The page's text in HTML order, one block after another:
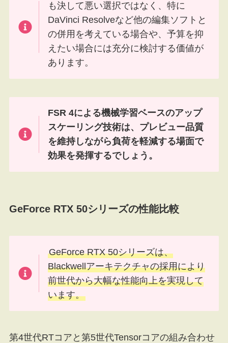
も決して悪い選択ではなく、特に
DaVinci Resolveなど他の編集ソフトと
の併用を考えている場合や、予算を抑
えたい場合には充分に検討する価値が
あります。
FSR 4による機械学習ベースのアップ
スケーリング技術は、プレビュー品質
を維持しながら負荷を軽減する場面で
効果を発揮するでしょう。
GeForce RTX 50シリーズの性能比較
GeForce RTX 50シリーズは、
Blackwellアーキテクチャの採用により
前世代から大幅な性能向上を実現して
います。
第4世代RTコアと第5世代Tensorコアの組み合わせ